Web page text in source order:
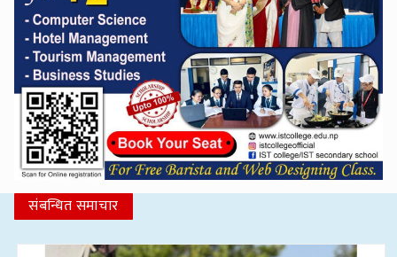
संबन्धित समाचार